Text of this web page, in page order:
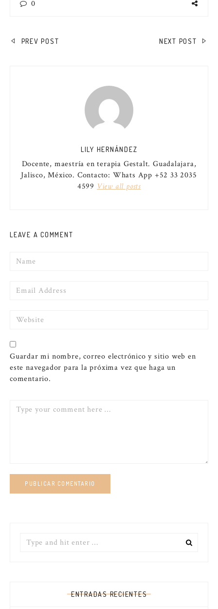
0
NAVEGACIÓN
PREV POST NEXT POST
LILY HERNÁNDEZ
Docente, maestría en terapia Gestalt. Guadalajara,
Jalisco, México. Contacto: Whats App +52 33 2035
4599 View all posts
LEAVE A COMMENT
Name
Email
Website
Guardar mi nombre, correo electrónico y sitio web en
este navegador para la próxima vez que haga un
comentario.
Comment
ENTRADAS RECIENTES